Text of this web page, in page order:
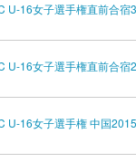
16女子選手権直前合宿
U-16女子選手権直前合
U-16女子選手権 中国